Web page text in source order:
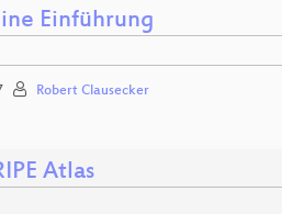
Einführung
Robert Clausecker
Atlas